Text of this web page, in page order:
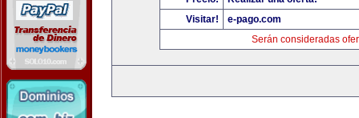
Visitar!
e-pago.com
Serán consideradas